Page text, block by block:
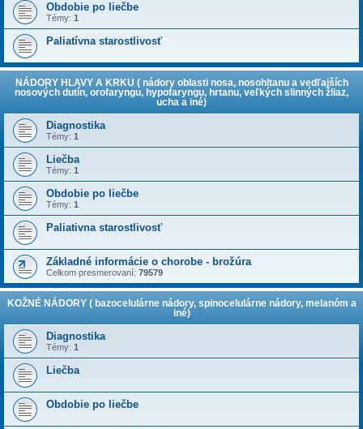
Obdobie po liečbe
Témy: 1
Paliatívna starostlivosť
NÁDORY HLAVY A KRKU ( nádory oblasti nosa, nosohltanu a vedľajších
nosových dutín, orofaryngu, hypofaryngu, hrtanu, veľkých slinných žliaz,
ucha a iné)
Diagnostika
Témy: 1
Liečba
Témy: 1
Obdobie po liečbe
Témy: 1
Paliativna starostlivosť
Základné informácie o chorobe - brožúra
Celkom presmerovaní: 79579
KOŽNÉ NÁDORY ( bazocelulárne nádory, spinocelulárne nádory, melanóm a
iné)
Diagnostika
Témy: 1
Liečba
Obdobie po liečbe